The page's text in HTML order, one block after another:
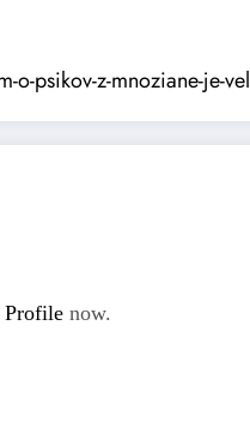
psikov-z-mnoziane-je-
now.